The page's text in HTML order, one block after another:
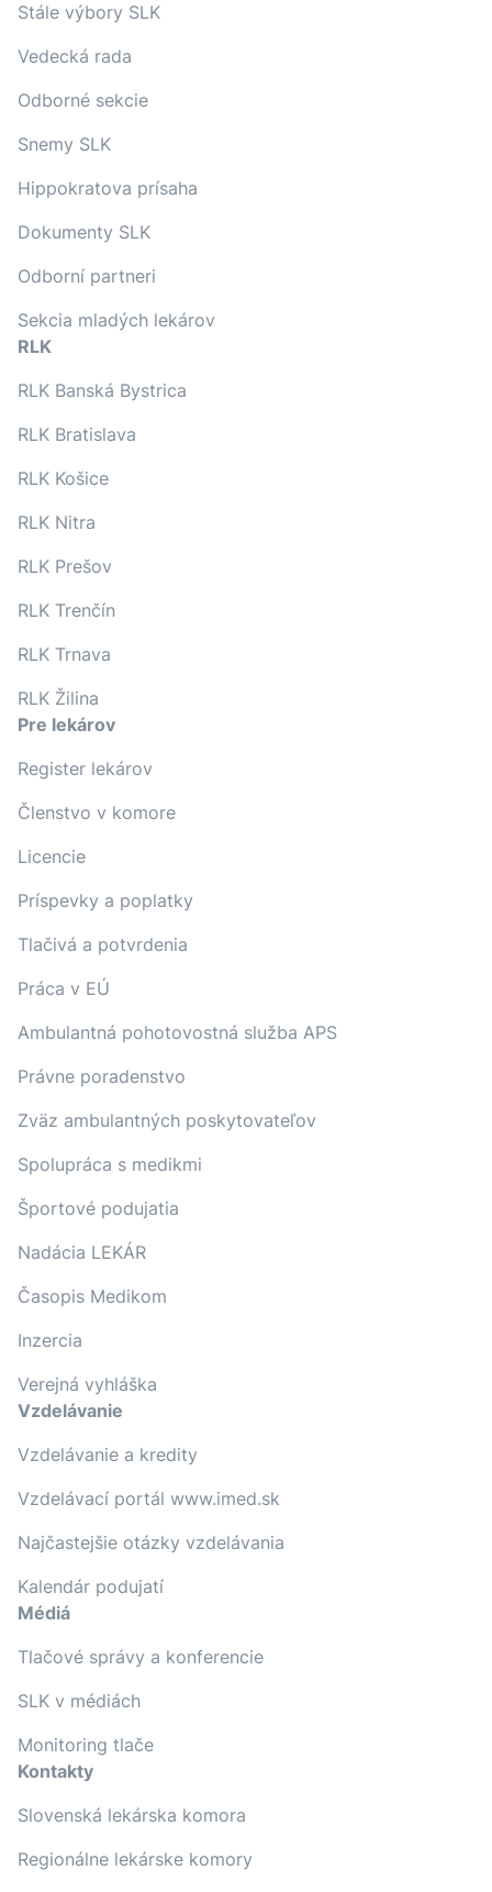
Stále výbory SLK
Vedecká rada
Odborné sekcie
Snemy SLK
Hippokratova prísaha
Dokumenty SLK
Odborní partneri
Sekcia mladých lekárov
RLK
RLK Banská Bystrica
RLK Bratislava
RLK Košice
RLK Nitra
RLK Prešov
RLK Trenčín
RLK Trnava
RLK Žilina
Pre lekárov
Register lekárov
Členstvo v komore
Licencie
Príspevky a poplatky
Tlačivá a potvrdenia
Práca v EÚ
Ambulantná pohotovostná služba APS
Právne poradenstvo
Zväz ambulantných poskytovateľov
Spolupráca s medikmi
Športové podujatia
Nadácia LEKÁR
Časopis Medikom
Inzercia
Verejná vyhláška
Vzdelávanie
Vzdelávanie a kredity
Vzdelávací portál www.imed.sk
Najčastejšie otázky vzdelávania
Kalendár podujatí
Médiá
Tlačové správy a konferencie
SLK v médiách
Monitoring tlače
Kontakty
Slovenská lekárska komora
Regionálne lekárske komory